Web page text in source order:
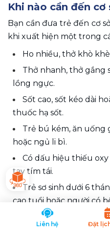
Khi nào cần đến cơ
Bạn cần đưa trẻ đến cơ
khi xuất hiện một trong
Ho nhiều, thở khò
Thở nhanh, thở gắng
lồng ngực.
Sốt cao, sốt kéo dài
thuốc hạ sốt.
Trẻ bú kém, ăn uống
hoặc ngủ li bì.
Có dấu hiệu thiếu
tay tím tái.
Trẻ sơ sinh dưới 6
cao tuổi hoặc người có
triệu chứng nghi ngờ
Kết luận
Liên hệ Đặt